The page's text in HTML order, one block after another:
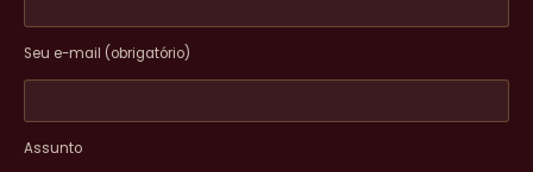
Seu e-mail (obrigatório)
Assunto